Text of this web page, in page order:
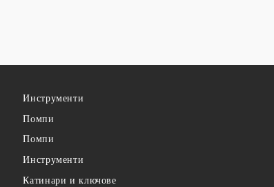
Инструменти
Помпи
Помпи
Инструменти
Катинари и ключове